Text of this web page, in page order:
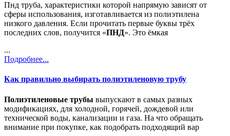
Пнд труба, характеристики которой напрямую зависят от
сферы использования, изготавливается из полиэтилена
низкого давления. Если прочитать первые буквы трёх
последних слов, получится «ПНД». Это ёмкая
...
Подробнее...
Как правильно выбирать полиэтиленовую трубу
Полиэтиленовые трубы выпускают в самых разных
модификациях, для холодной, горячей, дождевой или
технической воды, канализации и газа. На что обращать
внимание при покупке, как подобрать подходящий вар